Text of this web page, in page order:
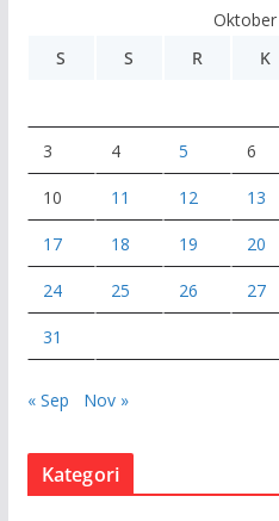
S
S R K
3 4 5 6
10 11 12 13
17 18 19 20
24 25 26 27
31
« Sep Nov »
Kategori